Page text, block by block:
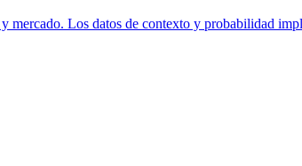
mercado. Los datos de contexto y probabilidad